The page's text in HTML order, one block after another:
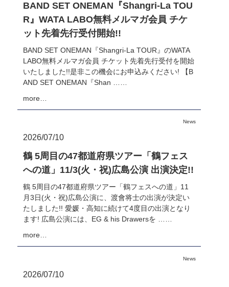
BAND SET ONEMAN『Shangri-La TOU
R』WATA LABO無料メルマガ会員 チケ
ット先着先行受付開始!!
BAND SET ONEMAN『Shangri-La TOUR』のWATA
LABO無料メルマガ会員 チケット先着先行受付を開始
いたしました!!是非この機会にお申込みください! 【B
AND SET ONEMAN『Shan ……
more…
News
2026/07/10
鶴 5周目の47都道府県ツアー「鶴フェス
への道」11/3(火・祝)広島公演 出演決定!!
鶴 5周目の47都道府県ツアー「鶴フェスへの道」11
月3日(火・祝)広島公演に、渡會将士の出演が決定い
たしました!! 愛媛・高知に続けて4度目の出演となり
ます! 広島公演には、EG & his Drawersを ……
more…
News
2026/07/10